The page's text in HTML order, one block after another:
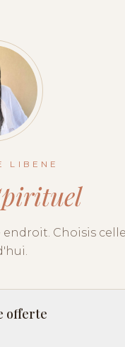
LIBENE
Choisis
offerte